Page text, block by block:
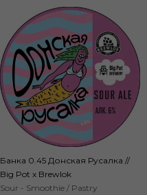
Банка 0.45 Донская Русалка //
Big Pot x Brewlok
Sour - Smoothie / Pastry